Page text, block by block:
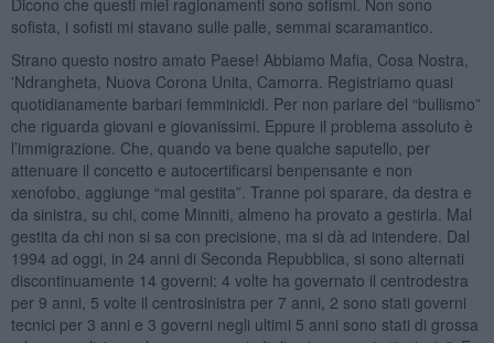
sofista, i sofisti mi stavano sulle palle, semmai scaramantico.
Strano questo nostro amato Paese! Abbiamo Mafia, Cosa Nostra,
'Ndrangheta, Nuova Corona Unita, Camorra. Registriamo quasi
quotidianamente barbari femminicidi. Per non parlare del “bullismo”
che riguarda giovani e giovanissimi. Eppure il problema assoluto è
l’immigrazione. Che, quando va bene qualche saputello, per
attenuare il concetto e autocertificarsi benpensante e non
xenofobo, aggiunge “mal gestita”. Tranne poi sparare, da destra e
da sinistra, su chi, come Minniti, almeno ha provato a gestirla. Mal
gestita da chi non si sa con precisione, ma si dà ad intendere. Dal
1994 ad oggi, in 24 anni di Seconda Repubblica, si sono alternati
discontinuamente 14 governi: 4 volte ha governato il centrodestra
per 9 anni, 5 volte il centrosinistra per 7 anni, 2 sono stati governi
tecnici per 3 anni e 3 governi negli ultimi 5 anni sono stati di grossa